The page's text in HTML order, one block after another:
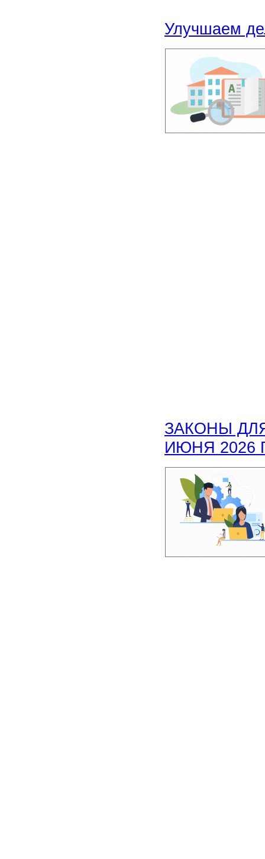
Улучшаем
ЗАКОНЫ
ИЮНЯ 2026